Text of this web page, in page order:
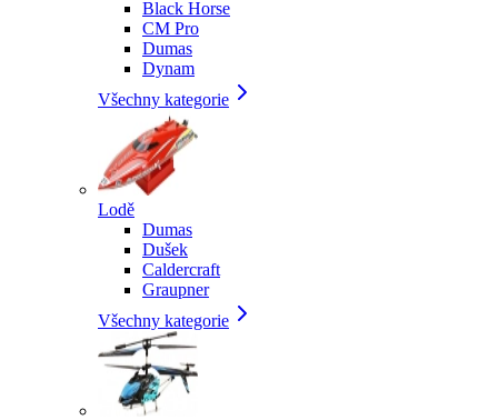
Black Horse
CM Pro
Dumas
Dynam
Všechny kategorie
Lodě
Dumas
Dušek
Caldercraft
Graupner
Všechny kategorie